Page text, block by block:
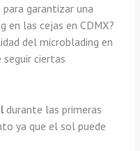
garantizar una
en las cejas en CDMX?
del microblading en
seguir ciertas
durante las primeras
ya que el sol puede